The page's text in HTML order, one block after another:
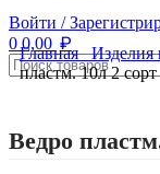
Войти /
00,00 ₽
ГлавнаяИзделия
пластм. 10л 2 сорт
Ведро